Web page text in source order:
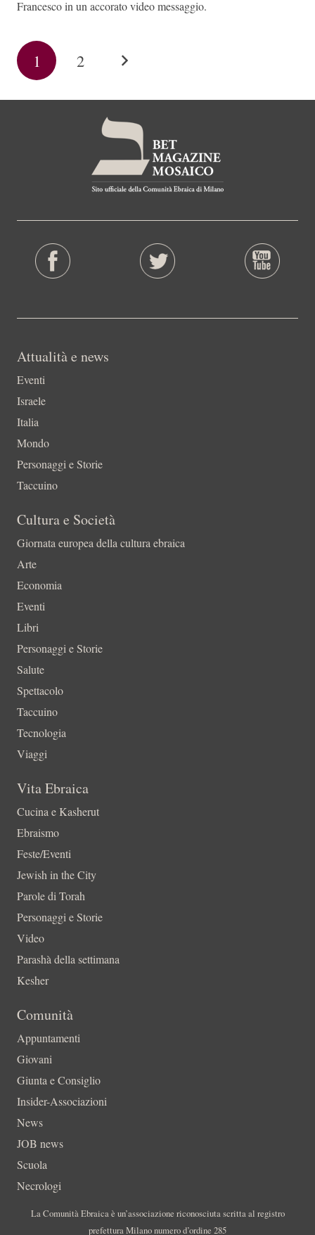
Francesco in un accorato video messaggio.
1 2
Attualità e news
Eventi
Israele
Italia
Mondo
Personaggi e Storie
Taccuino
Cultura e Società
Giornata europea della cultura ebraica
Arte
Economia
Eventi
Libri
Personaggi e Storie
Salute
Spettacolo
Taccuino
Tecnologia
Viaggi
Vita Ebraica
Cucina e Kasherut
Ebraismo
Feste/Eventi
Jewish in the City
Parole di Torah
Personaggi e Storie
Video
Parashà della settimana
Kesher
Comunità
Appuntamenti
Giovani
Giunta e Consiglio
Insider-Associazioni
News
JOB news
Scuola
Necrologi
La Comunità Ebraica è un’associazione riconosciuta scritta al registro
prefettura Milano numero d’ordine 285